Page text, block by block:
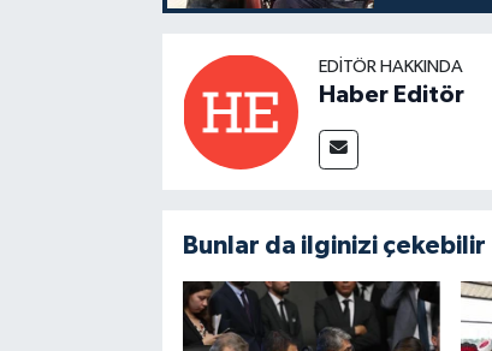
EDITÖR HAKKINDA
Haber Editör
Bunlar da ilginizi çekebilir